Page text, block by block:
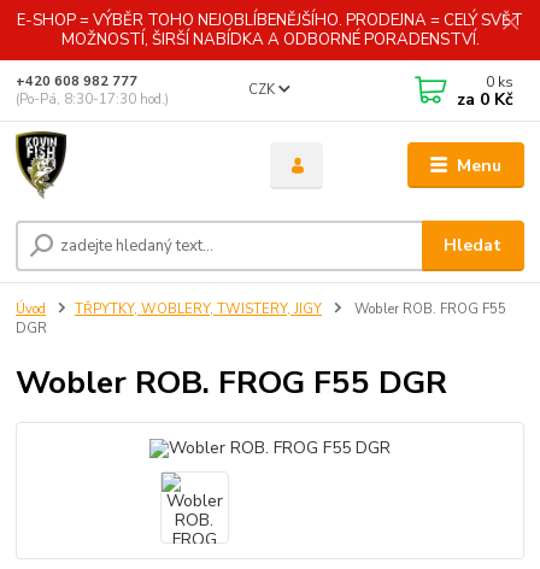
E-SHOP = VÝBĚR TOHO NEJOBLÍBENĚJŠÍHO. PRODEJNA = CELÝ SVĚT
MOŽNOSTÍ, ŠIRŠÍ NABÍDKA A ODBORNÉ PORADENSTVÍ.
Menu
CZK
Hledat
+420 608 982 777
(Po-Pá, 8:30-17:30 hod.)
0 ks
za 0 Kč
Úvod TŘPYTKY, WOBLERY, TWISTERY, JIGY
Wobler ROB. FROG F55
DGR
Wobler ROB. FROG F55 DGR